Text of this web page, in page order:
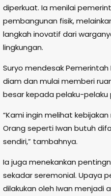
diperkuat. Ia menilai
pembangunan fisik,
langkah inovatif dari
lingkungan.
Suryo mendesak
diam dan mulai memberi
besar kepada pelaku-
“Kami ingin melihat
Orang seperti Iwan butuh
sendiri,” tambahnya.
Ia juga menekankan
sekadar seremonial. Upaya
dilakukan oleh Iwan menjadi